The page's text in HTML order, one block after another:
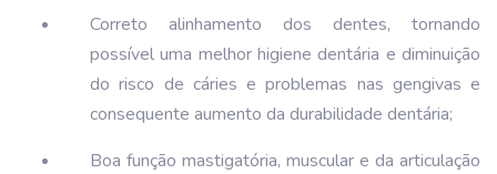
Correto alinhamento dos dentes, tornando
possível uma melhor higiene dentária e diminuição
do risco de cáries e problemas nas gengivas e
consequente aumento da durabilidade dentária;
Boa função mastigatória, muscular e da articulação